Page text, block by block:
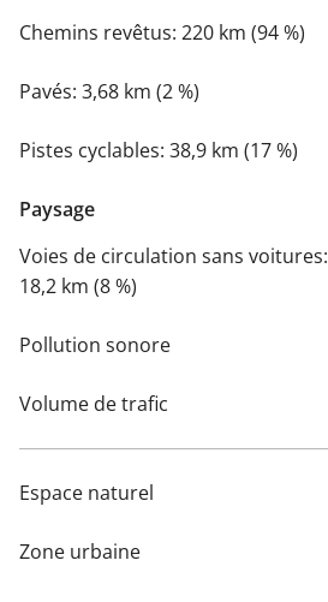
Chemins revêtus: 220 km (94 %)
Pavés: 3,68 km (2 %)
Pistes cyclables: 38,9 km (17 %)
Paysage
Voies de circulation sans voitures:
18,2 km (8 %)
Pollution sonore
Volume de trafic
Espace naturel
Zone urbaine